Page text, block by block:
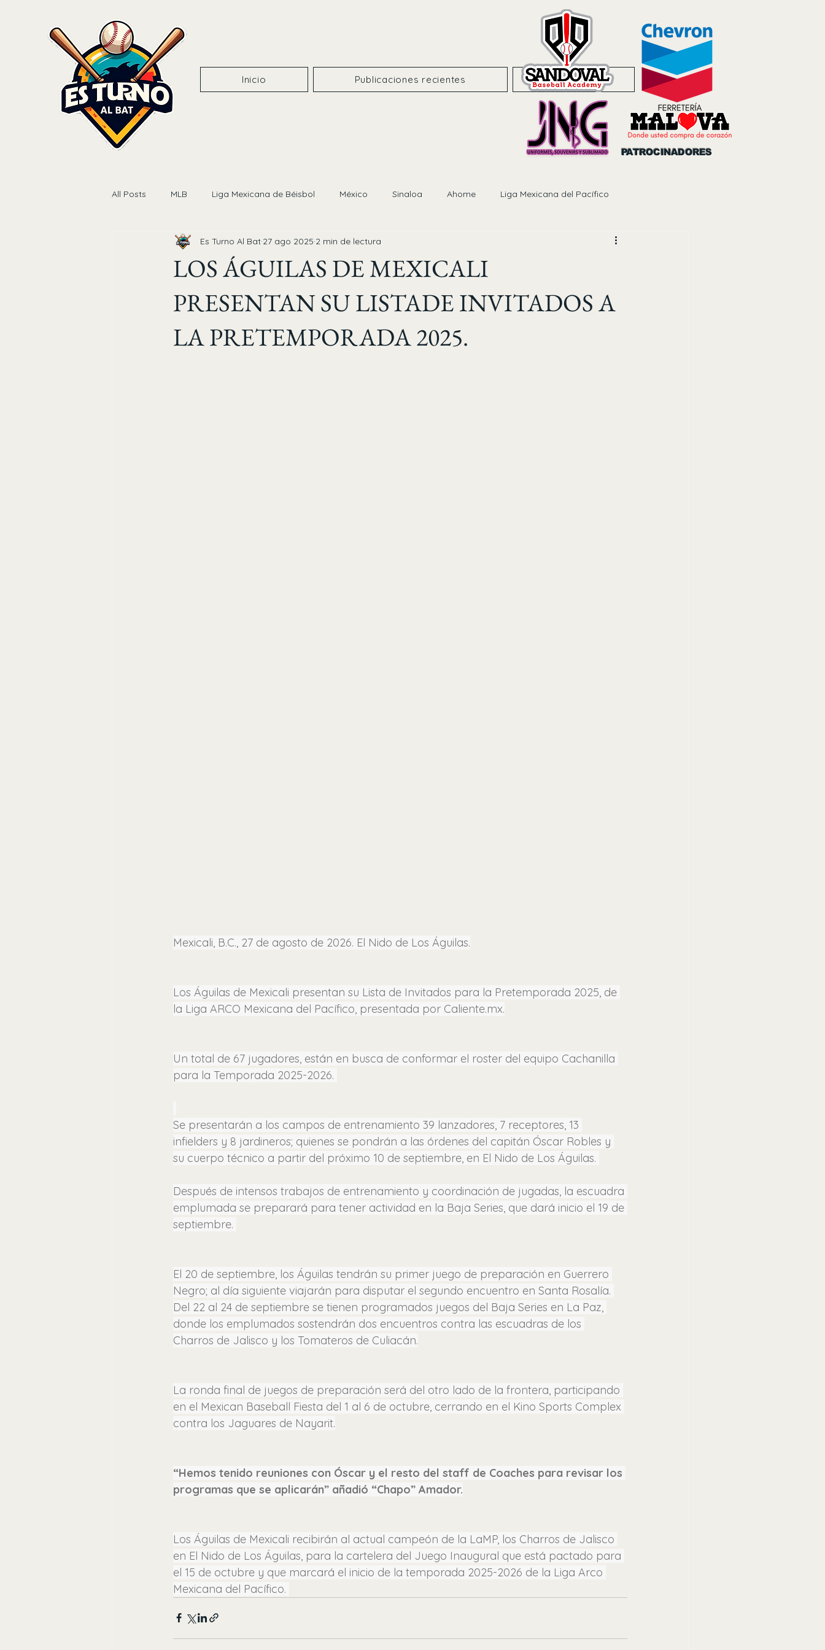
Inicio Publicaciones recientes Noticias
PATROCINADORES
All Posts MLB Liga Mexicana de Béisbol México Sinaloa Ahome Liga Mexicana del Pacífico
LOS ÁGUILAS DE MEXICALI
PRESENTAN SU LISTADE INVITADOS A
LA PRETEMPORADA 2025.
Es Turno Al Bat 27 ago 2025 2 min de lectura
Mexicali, B.C., 27 de agosto de 2026. El Nido de Los Águilas.
Los Águilas de Mexicali presentan su Lista de Invitados para la Pretemporada 2025, de
la Liga ARCO Mexicana del Pacífico, presentada por Caliente.mx.
Un total de 67 jugadores, están en busca de conformar el roster del equipo Cachanilla
para la Temporada 2025-2026.
Se presentarán a los campos de entrenamiento 39 lanzadores, 7 receptores, 13
infielders y 8 jardineros; quienes se pondrán a las órdenes del capitán Óscar Robles y
su cuerpo técnico a partir del próximo 10 de septiembre, en El Nido de Los Águilas.
Después de intensos trabajos de entrenamiento y coordinación de jugadas, la escuadra
emplumada se preparará para tener actividad en la Baja Series, que dará inicio el 19 de
septiembre.
El 20 de septiembre, los Águilas tendrán su primer juego de preparación en Guerrero
Negro; al día siguiente viajarán para disputar el segundo encuentro en Santa Rosalía.
Del 22 al 24 de septiembre se tienen programados juegos del Baja Series en La Paz,
donde los emplumados sostendrán dos encuentros contra las escuadras de los
Charros de Jalisco y los Tomateros de Culiacán.
La ronda final de juegos de preparación será del otro lado de la frontera, participando
en el Mexican Baseball Fiesta del 1 al 6 de octubre, cerrando en el Kino Sports Complex
contra los Jaguares de Nayarit.
“Hemos tenido reuniones con Óscar y el resto del staff de Coaches para revisar los
programas que se aplicarán” añadió “Chapo” Amador.
Los Águilas de Mexicali recibirán al actual campeón de la LaMP, los Charros de Jalisco
en El Nido de Los Águilas, para la cartelera del Juego Inaugural que está pactado para
el 15 de octubre y que marcará el inicio de la temporada 2025-2026 de la Liga Arco
Mexicana del Pacífico.